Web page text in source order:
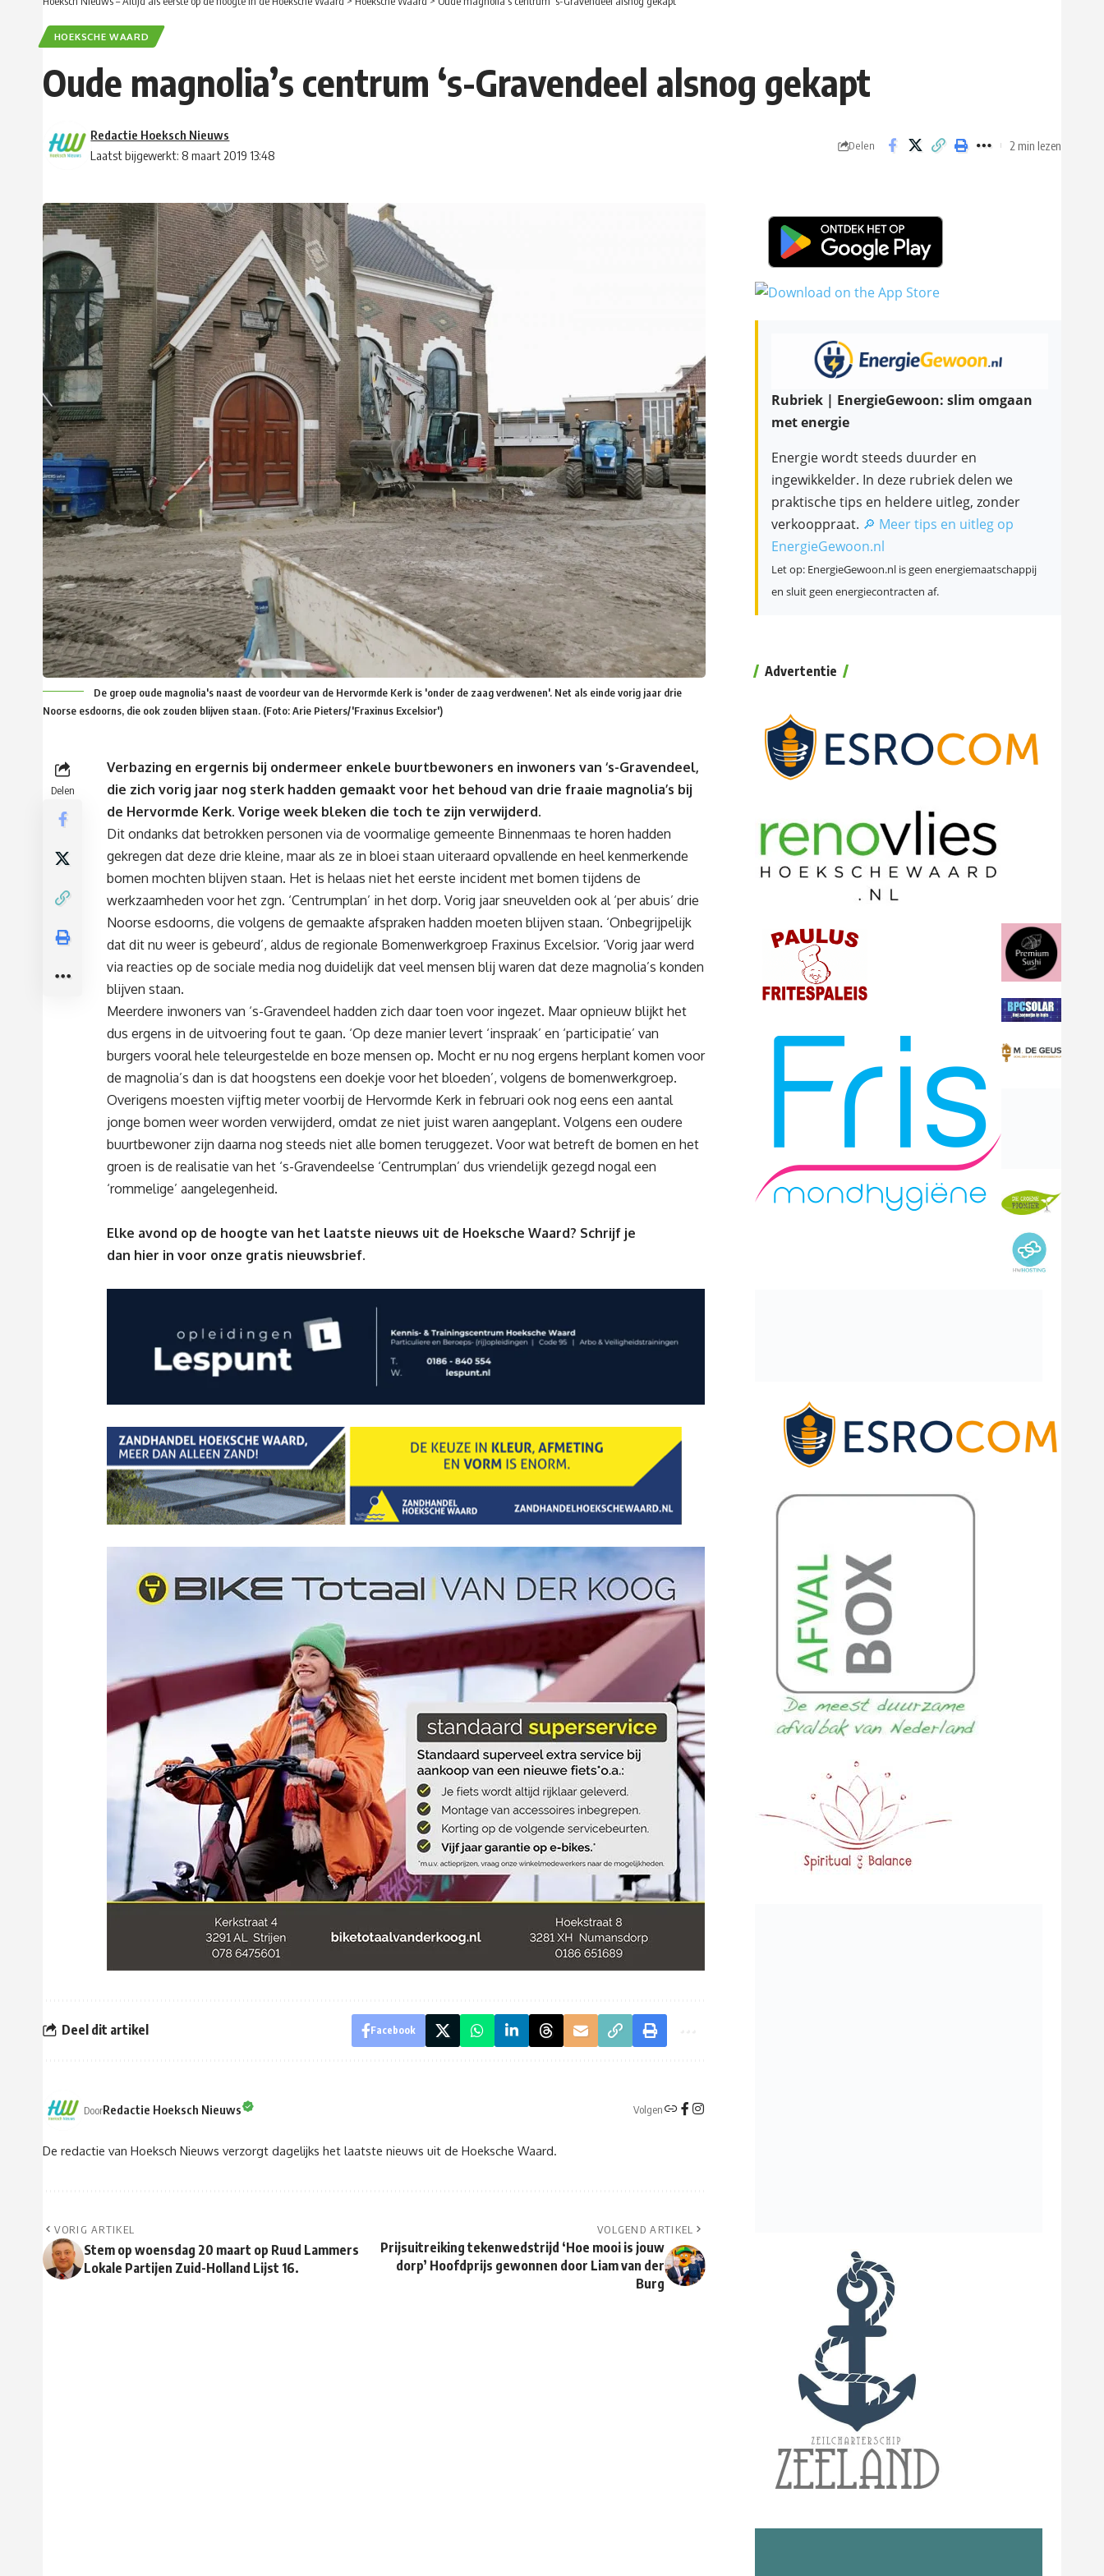
HOEKSCHE WAARD
Oude magnolia’s centrum ‘s-Gravendeel alsnog gekapt
Laatst bijgewerkt: 8 maart 2019 13:48
Redactie Hoeksch Nieuws
Delen 2 min lezen
De groep oude magnolia's naast de voordeur van de Hervormde Kerk is 'onder de zaag verdwenen'. Net als einde vorig jaar drie
Noorse esdoorns, die ook zouden blijven staan. (Foto: Arie Pieters/'Fraxinus Excelsior')
Delen
Verbazing en ergernis bij ondermeer enkele buurtbewoners en inwoners van ‘s-Gravendeel,
die zich vorig jaar nog sterk hadden gemaakt voor het behoud van drie fraaie magnolia’s bij
de Hervormde Kerk. Vorige week bleken die toch te zijn verwijderd.
Dit ondanks dat betrokken personen via de voormalige gemeente Binnenmaas te horen hadden
gekregen dat deze drie kleine, maar als ze in bloei staan uiteraard opvallende en heel kenmerkende
bomen mochten blijven staan. Het is helaas niet het eerste incident met bomen tijdens de
werkzaamheden voor het zgn. ‘Centrumplan’ in het dorp. Vorig jaar sneuvelden ook al ‘per abuis’ drie
Noorse esdoorns, die volgens de gemaakte afspraken hadden moeten blijven staan. ‘Onbegrijpelijk
dat dit nu weer is gebeurd’, aldus de regionale Bomenwerkgroep Fraxinus Excelsior. ‘Vorig jaar werd
via reacties op de sociale media nog duidelijk dat veel mensen blij waren dat deze magnolia’s konden
blijven staan.
Meerdere inwoners van ‘s-Gravendeel hadden zich daar toen voor ingezet. Maar opnieuw blijkt het
dus ergens in de uitvoering fout te gaan. ‘Op deze manier levert ‘inspraak’ en ‘participatie’ van
burgers vooral hele teleurgestelde en boze mensen op. Mocht er nu nog ergens herplant komen voor
de magnolia’s dan is dat hoogstens een doekje voor het bloeden’, volgens de bomenwerkgroep.
Overigens moesten vijftig meter voorbij de Hervormde Kerk in februari ook nog eens een aantal
jonge bomen weer worden verwijderd, omdat ze niet juist waren aangeplant. Volgens een oudere
buurtbewoner zijn daarna nog steeds niet alle bomen teruggezet. Voor wat betreft de bomen en het
groen is de realisatie van het ‘s-Gravendeelse ‘Centrumplan’ dus vriendelijk gezegd nogal een
‘rommelige’ aangelegenheid.
Elke avond op de hoogte van het laatste nieuws uit de Hoeksche Waard? Schrijf je
dan hier in voor onze gratis nieuwsbrief.
Deel dit artikel Facebook
DoorRedactie Hoeksch Nieuws Volgen
De redactie van Hoeksch Nieuws verzorgt dagelijks het laatste nieuws uit de Hoeksche Waard.
VORIG ARTIKEL
Stem op woensdag 20 maart op Ruud Lammers
Lokale Partijen Zuid-Holland Lijst 16.
VOLGEND ARTIKEL
Prijsuitreiking tekenwedstrijd ‘Hoe mooi is jouw
dorp’ Hoofdprijs gewonnen door Liam van der
Burg
Rubriek | EnergieGewoon: slim omgaan
met energie
Energie wordt steeds duurder en
ingewikkelder. In deze rubriek delen we
praktische tips en heldere uitleg, zonder
verkooppraat. 🔎 Meer tips en uitleg op
EnergieGewoon.nl
Let op: EnergieGewoon.nl is geen energiemaatschappij
en sluit geen energiecontracten af.
Advertentie